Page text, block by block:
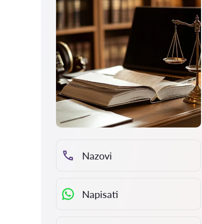
Nazovi
Napisati